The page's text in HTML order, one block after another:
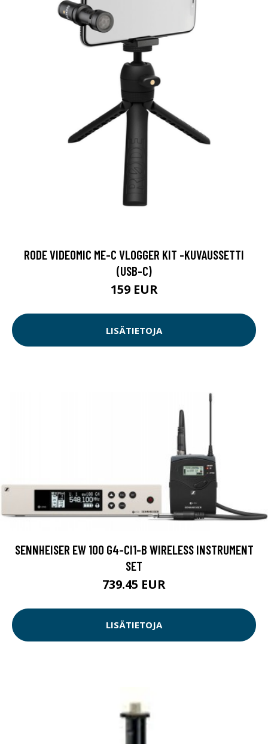
RODE VIDEOMIC ME-C VLOGGER KIT -KUVAUSSETTI
(USB-C)
159 EUR
LISÄTIETOJA
SENNHEISER EW 100 G4-CI1-B WIRELESS INSTRUMENT
SET
739.45 EUR
LISÄTIETOJA